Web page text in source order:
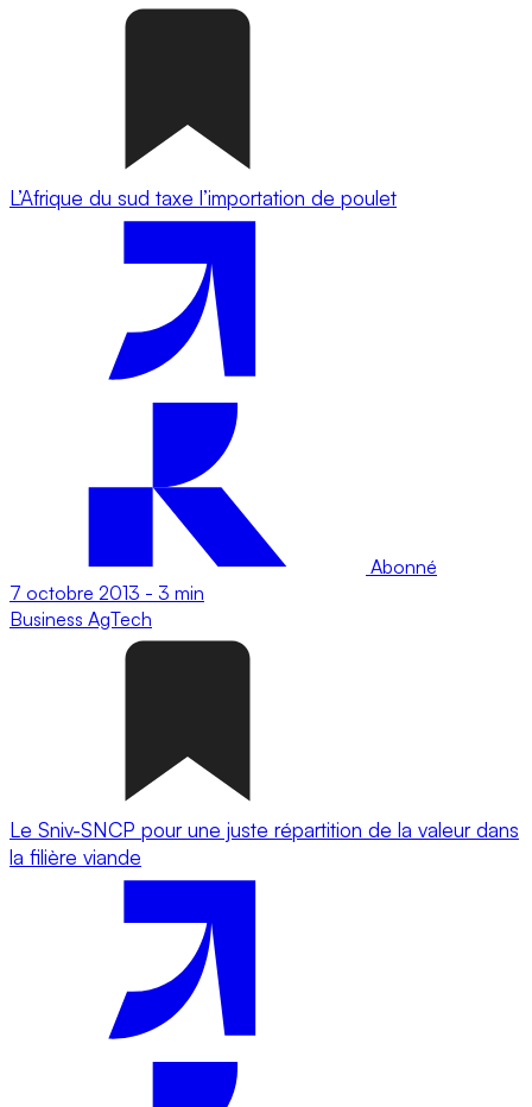
L’Afrique du sud taxe l’importation de poulet
Abonné
7 octobre 2013 - 3 min
Business AgTech
Le Sniv-SNCP pour une juste répartition de la valeur dans
la filière viande